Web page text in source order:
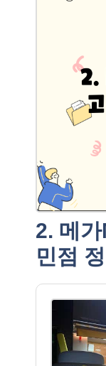
2. 메
민점